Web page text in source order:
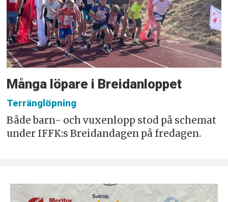
Många löpare i Breidanloppet
Terränglöpning
Både barn- och vuxenlopp stod på schemat
under IFFK:s Breidandagen på fredagen.